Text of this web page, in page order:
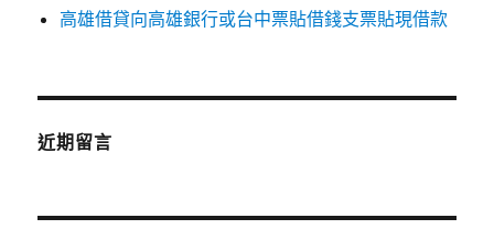
高雄借貸向高雄銀行或台中票貼借錢支票貼現借款
近期留言